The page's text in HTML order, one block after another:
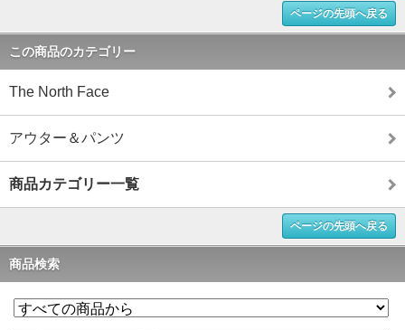
ページの先頭へ戻る
この商品のカテゴリー
The North Face
アウター＆パンツ
商品カテゴリー一覧
ページの先頭へ戻る
商品検索